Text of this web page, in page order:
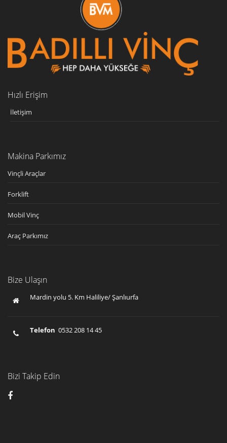
vinç
urfa
Hızlı Erişim
İletişim
Makina Parkımız
Vinçli Araçlar
Forklift
Mobil Vinç
Araç Parkımız
Bize Ulaşın
Mardin yolu 5. Km Haliliye/ Şanlıurfa
Telefon 0532 208 14 45
Bizi Takip Edin